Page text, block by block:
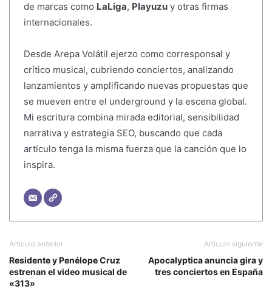
de marcas como LaLiga, Playuzuy otras firmas
internacionales.
Desde Arepa Volátil ejerzo como corresponsal y
crítico musical, cubriendo conciertos, analizando
lanzamientos y amplificando nuevas propuestas que
se mueven entre el underground y la escena global.
Mi escritura combina mirada editorial, sensibilidad
narrativa y estrategia SEO, buscando que cada
artículo tenga la misma fuerza que la canción que lo
inspira.
Artículo anterior
Residente y Penélope Cruz
estrenan el video musical de
«313»
Artículo siguiente
Apocalyptica anuncia gira y
tres conciertos en España